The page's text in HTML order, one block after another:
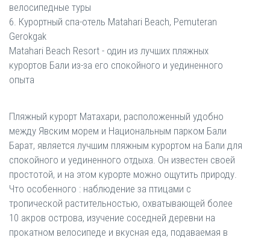
велосипедные туры
6. Курортный спа-отель Matahari Beach, Pemuteran
Gerokgak
Matahari Beach Resort - один из лучших пляжных
курортов Бали из-за его спокойного и уединенного
опыта
Пляжный курорт Матахари, расположенный удобно
между Явским морем и Национальным парком Бали
Барат, является лучшим пляжным курортом на Бали для
спокойного и уединенного отдыха. Он известен своей
простотой, и на этом курорте можно ощутить природу.
Что особенного : наблюдение за птицами с
тропической растительностью, охватывающей более
10 акров острова, изучение соседней деревни на
прокатном велосипеде и вкусная еда, подаваемая в